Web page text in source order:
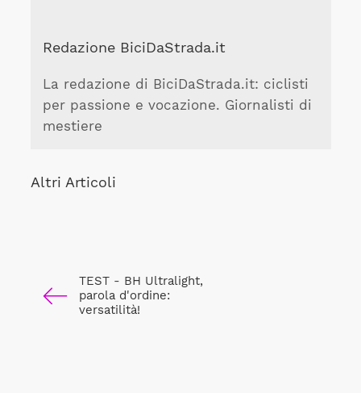
Redazione BiciDaStrada.it
La redazione di BiciDaStrada.it: ciclisti
per passione e vocazione. Giornalisti di
mestiere
Altri Articoli
TEST - BH Ultralight,
parola d'ordine:
versatilità!